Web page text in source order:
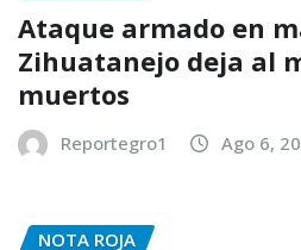
Ataque armado en
Zihuatanejo deja al
muertos
Reportegro1 Ago 6,
NOTA ROJA